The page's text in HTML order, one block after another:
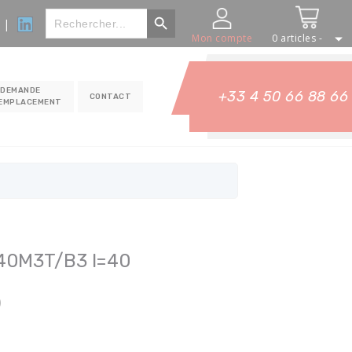
0 articles -
Mon compte
Rechercher Bouton Rechercher
DEMANDE
CONTACT +33 4 50 66 88 66
B3 I=40